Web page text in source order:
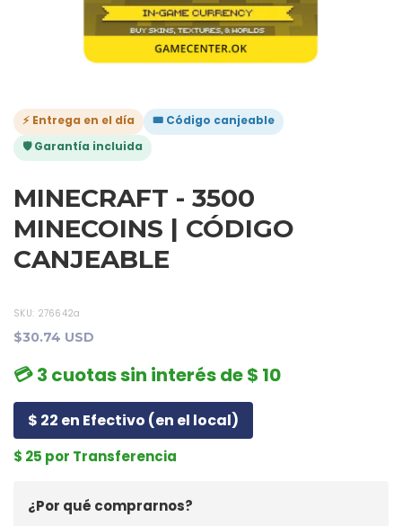
⚡ Entrega en el día
🎟️ Código canjeable
🛡️ Garantía incluida
MINECRAFT - 3500
MINECOINS | CÓDIGO
CANJEABLE
SKU: 276642a
$30.74 USD
💳 3 cuotas sin interés de $ 10
$ 22 en Efectivo (en el local)
$ 25 por Transferencia
¿Por qué comprarnos?